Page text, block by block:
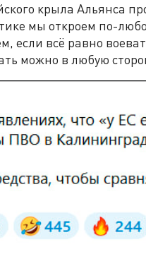
крыла Альянса
мы откроем по-
если всё равно
можно в любую